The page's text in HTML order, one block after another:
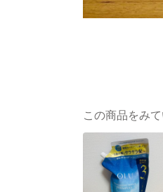
この商品をみ